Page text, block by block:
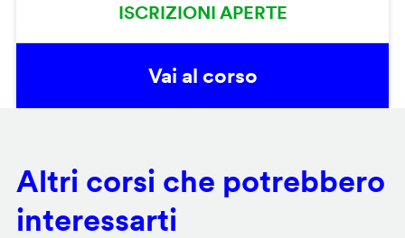
ISCRIZIONI APERTE
Vai al corso
Altri corsi che potrebbero
interessarti